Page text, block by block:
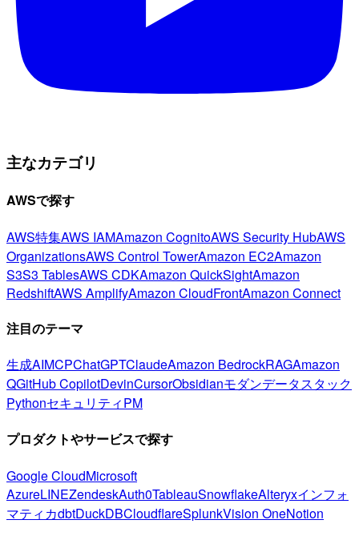
主なカテゴリ
AWSで探す
AWS特集AWS IAMAmazon CognitoAWS Security HubAWS
OrganizationsAWS Control TowerAmazon EC2Amazon
S3S3 TablesAWS CDKAmazon QuickSightAmazon
RedshiftAWS AmplifyAmazon CloudFrontAmazon Connect
注目のテーマ
生成AIMCPChatGPTClaudeAmazon BedrockRAGAmazon
QGitHub CopilotDevinCursorObsidianモダンデータスタック
PythonセキュリティPM
プロダクトやサービスで探す
Google CloudMicrosoft
AzureLINEZendeskAuth0TableauSnowflakeAlteryxインフォ
マティカdbtDuckDBCloudflareSplunkVision OneNotion